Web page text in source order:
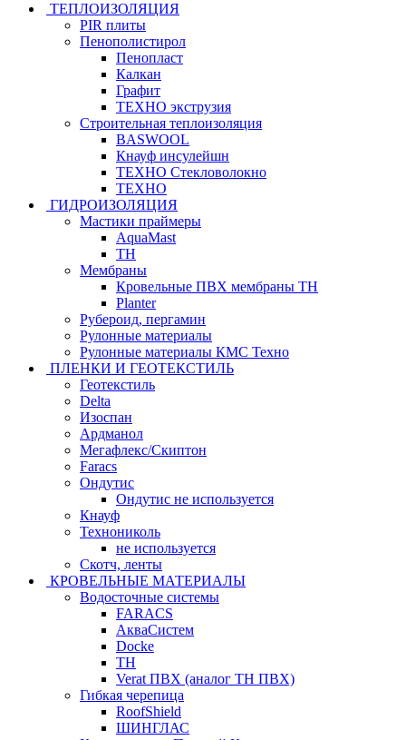
ТЕПЛОИЗОЛЯЦИЯ
PIR плиты
Пенополистирол
Пенопласт
Калкан
Графит
ТЕХНО экструзия
Строительная теплоизоляция
BASWOOL
Кнауф инсулейшн
ТЕХНО Стекловолокно
ТЕХНО
ГИДРОИЗОЛЯЦИЯ
Мастики праймеры
AquaMast
ТН
Мембраны
Кровельные ПВХ мембраны ТН
Planter
Рубероид, пергамин
Рулонные материалы
Рулонные материалы КМС Техно
ПЛЕНКИ И ГЕОТЕКСТИЛЬ
Геотекстиль
Delta
Изоспан
Ардманол
Мегафлекс/Скиптон
Faracs
Ондутис
Ондутис не используется
Кнауф
Технониколь
не используется
Скотч, ленты
КРОВЕЛЬНЫЕ МАТЕРИАЛЫ
Водосточные системы
FARACS
АкваСистем
Docke
ТН
Verat ПВХ (аналог ТН ПВХ)
Гибкая черепица
RoofShield
ШИНГЛАС